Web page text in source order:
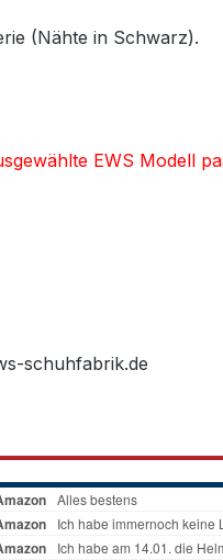
(Nähte in Schwarz).
EWS Modell
schuhfabrik.de